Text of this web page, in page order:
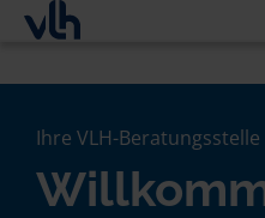
Ihre VLH-Beratungsstelle